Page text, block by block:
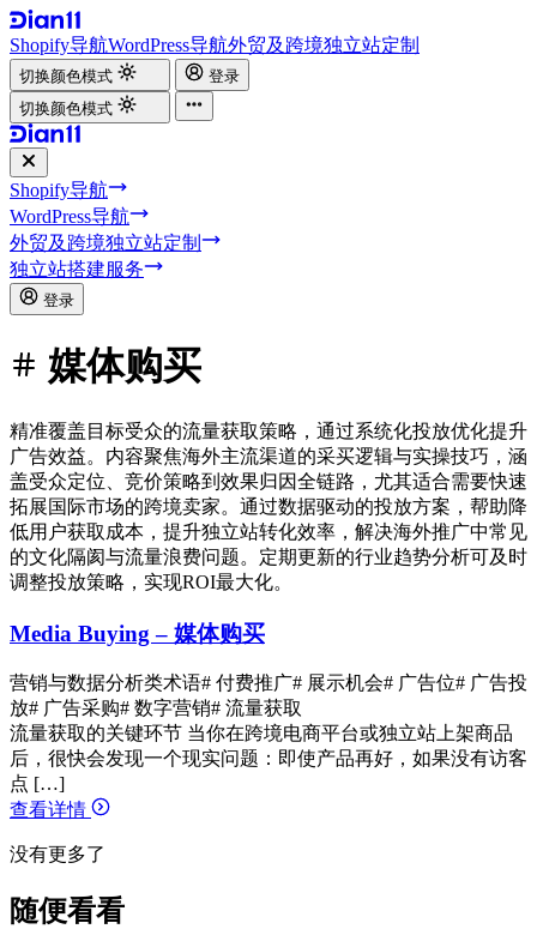
Shopify导航WordPress导航外贸及跨境独立站定制
切换颜色模式
登录
切换颜色模式
Shopify导航
WordPress导航
外贸及跨境独立站定制
独立站搭建服务
登录
媒体购买
精准覆盖目标受众的流量获取策略，通过系统化投放优化提升
广告效益。内容聚焦海外主流渠道的采买逻辑与实操技巧，涵
盖受众定位、竞价策略到效果归因全链路，尤其适合需要快速
拓展国际市场的跨境卖家。通过数据驱动的投放方案，帮助降
低用户获取成本，提升独立站转化效率，解决海外推广中常见
的文化隔阂与流量浪费问题。定期更新的行业趋势分析可及时
调整投放策略，实现ROI最大化。
Media Buying – 媒体购买
营销与数据分析类术语# 付费推广# 展示机会# 广告位# 广告投
放# 广告采购# 数字营销# 流量获取
流量获取的关键环节 当你在跨境电商平台或独立站上架商品
后，很快会发现一个现实问题：即使产品再好，如果没有访客
点 […]
查看详情
没有更多了
随便看看